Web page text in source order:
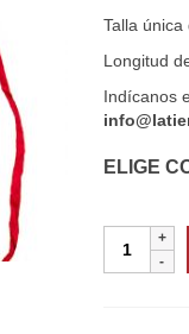
Talla
Longitud
Indícanos
ELIGE
Delantal
Cocina